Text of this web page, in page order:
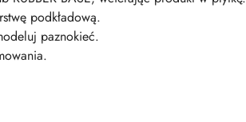
podkładową.
paznokieć.